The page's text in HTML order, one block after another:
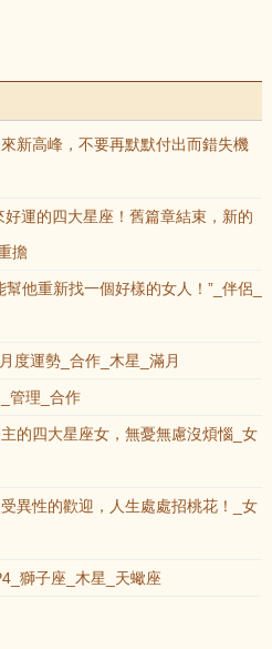
新高峰，不要再默默付出而錯失機
運的四大星座！舊篇章結束，新的
擔
他重新找一個好樣的女人！”_伴侶_
度運勢_合作_木星_滿月
管理_合作
的四大星座女，無憂無慮沒煩惱_女
異性的歡迎，人生處處招桃花！_女
獅子座_木星_天蠍座